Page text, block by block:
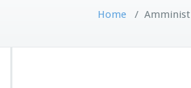
Home /